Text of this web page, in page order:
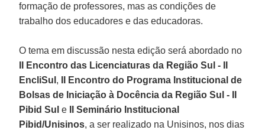
formação de professores, mas as condições de
trabalho dos educadores e das educadoras.
O tema em discussão nesta edição será abordado no
II Encontro das Licenciaturas da Região Sul - II
EncliSul ,
II Encontro do Programa Institucional de
Bolsas de Iniciação à Docência da Região Sul - II
Pibid Sul e
II Seminário Institucional
Pibid/Unisinos, a ser realizado na Unisinos, nos dias